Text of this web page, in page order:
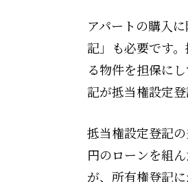
アパートの購入
記」も必要です
る物件を担保に
記が抵当権設定登
抵当権設定登記
円のローンを組
が、所有権登記